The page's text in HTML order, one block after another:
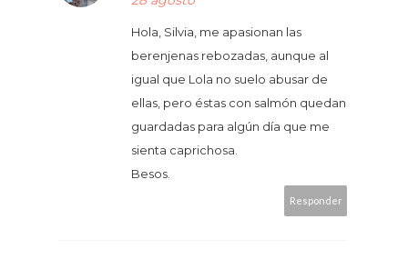
Hola, Silvia, me apasionan las
berenjenas rebozadas, aunque al
igual que Lola no suelo abusar de
ellas, pero éstas con salmón quedan
guardadas para algún día que me
sienta caprichosa.
Besos.
Responder